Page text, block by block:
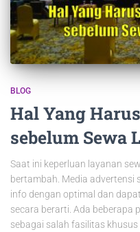
BLOG
Hal Yang
sebelum Sewa
Saat ini keperluan layanan
bertambah. Media advertensi
info dengan optimal dan
secara berarti. Ada beberapa
sebagai salah fasilitas